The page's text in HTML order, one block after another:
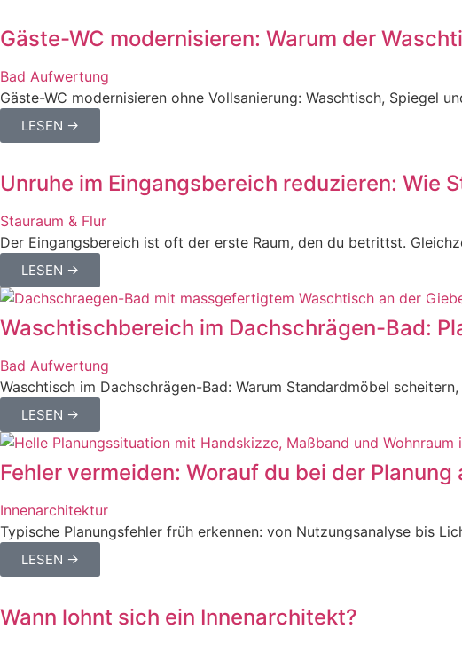
Gäste-WC modernisieren: Warum der
Bad Aufwertung
Gäste-WC modernisieren ohne Vollsanierung: Waschtisch, Spiegel
LESEN →
Unruhe im Eingangsbereich reduzieren: Wie
Stauraum & Flur
Der Eingangsbereich ist oft der erste Raum, den du betrittst.
LESEN →
Waschtischbereich im Dachschrägen-Bad:
Bad Aufwertung
Waschtisch im Dachschrägen-Bad: Warum Standardmöbel
LESEN →
Fehler vermeiden: Worauf du bei der
Innenarchitektur
Typische Planungsfehler früh erkennen: von Nutzungsanalyse bis
LESEN →
Wann lohnt sich ein Innenarchitekt?